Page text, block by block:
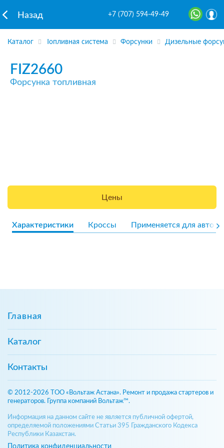
Назад +7 (707) 594-49-49
Каталог Топливная система Форсунки Дизельные
FIZ2660
Форсунка топливная
Цены
Характеристики Кроссы Применяется для авто
Главная
Каталог
Контакты
© 2012-2026 ТОО «Вольтаж Астана». Ремонт и продажа стартеров и
генераторов. Группа компаний Вольтаж™.
Информация на данном сайте не является публичной офертой,
определяемой положениями Статьи 395 Гражданского Кодекса
Республики Казахстан.
Политика конфиденциальности